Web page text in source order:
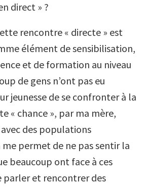
direct » ?
rencontre « directe » est
élément de sensibilisation,
et de formation au niveau
de gens n’ont pas eu
jeunesse de se confronter à la
« chance », par ma mère,
des populations
me permet de ne pas sentir la
beaucoup ont face à ces
parler et rencontrer des